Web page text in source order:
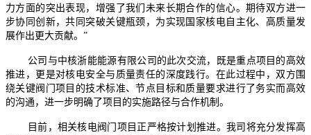
力方面的突出表现，增强了我们未来长期合作的信心。期待双方进一
步协同创新，共同突破关键瓶颈，为实现国家核电自主化、高质量发
展作出更大贡献。”
公司与中核浙能能源有限公司的此次交流，既是重点项目的高效
推进，更是对核电安全与质量责任的深度践行。在此过程中，双方围
绕关键阀门项目的技术标准、节点目标和质量要求进行了务实而高效
的沟通，进一步明确了项目的实施路径与合作机制。
目前，相关核电阀门项目正严格按计划推进。我司将充分发挥高